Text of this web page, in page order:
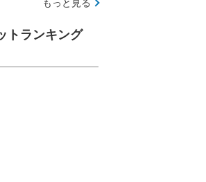
もっと見る
トランキング